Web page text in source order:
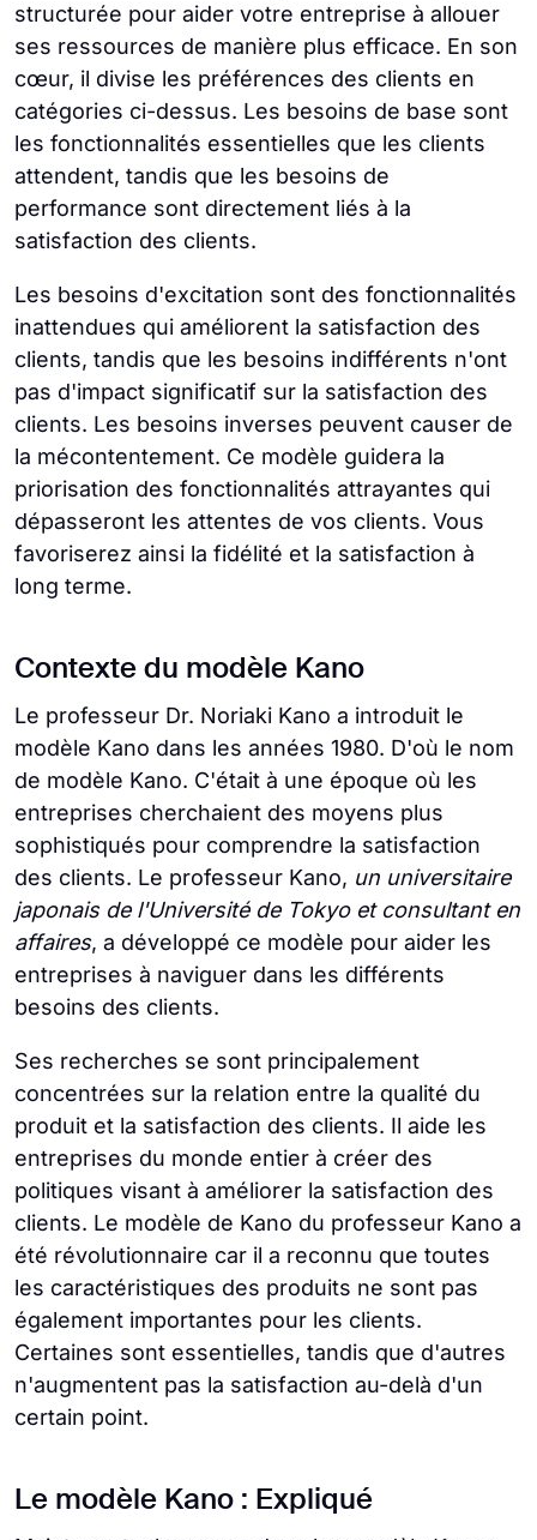
structurée pour aider votre entreprise à allouer
ses ressources de manière plus efficace. En son
cœur, il divise les préférences des clients en
catégories ci-dessus. Les besoins de base sont
les fonctionnalités essentielles que les clients
attendent, tandis que les besoins de
performance sont directement liés à la
satisfaction des clients.
Les besoins d'excitation sont des fonctionnalités
inattendues qui améliorent la satisfaction des
clients, tandis que les besoins indifférents n'ont
pas d'impact significatif sur la satisfaction des
clients. Les besoins inverses peuvent causer de
la mécontentement. Ce modèle guidera la
priorisation des fonctionnalités attrayantes qui
dépasseront les attentes de vos clients. Vous
favoriserez ainsi la fidélité et la satisfaction à
long terme.
Contexte du modèle Kano
Le professeur Dr. Noriaki Kano a introduit le
modèle Kano dans les années 1980. D'où le nom
de modèle Kano. C'était à une époque où les
entreprises cherchaient des moyens plus
sophistiqués pour comprendre la satisfaction
des clients. Le professeur Kano, un universitaire
japonais de l'Université de Tokyo et consultant en
affaires, a développé ce modèle pour aider les
entreprises à naviguer dans les différents
besoins des clients.
Ses recherches se sont principalement
concentrées sur la relation entre la qualité du
produit et la satisfaction des clients. Il aide les
entreprises du monde entier à créer des
politiques visant à améliorer la satisfaction des
clients. Le modèle de Kano du professeur Kano a
été révolutionnaire car il a reconnu que toutes
les caractéristiques des produits ne sont pas
également importantes pour les clients.
Certaines sont essentielles, tandis que d'autres
n'augmentent pas la satisfaction au-delà d'un
certain point.
Le modèle Kano : Expliqué